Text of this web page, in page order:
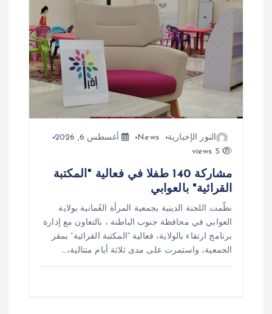
النور الإخبارية News
أغسطس 6, 2026
5 views
مشاركة 140 طفلا في فعالية "المكتبة
القرائية" بالعوابي
نظّمت اللجنة الدينية بجمعية المرأة العُمانية بولاية
العوابي في محافظة جنوب الباطنة ، بالتعاون مع إدارة
برنامج ارتقاء بالولاية، فعالية “المكتبة القرائية” بمقر
الجمعية، واستمرت على مدى ثلاثة أيام متتالية،…